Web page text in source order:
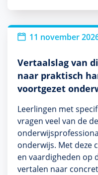
11 november
Vertaalslag van
naar praktisch
voortgezet
Leerlingen met
vragen veel van de
onderwijs. Met deze
en vaardigheden op
vertalen naar